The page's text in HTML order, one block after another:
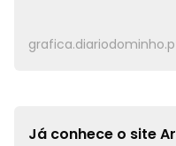
Já conhece o site